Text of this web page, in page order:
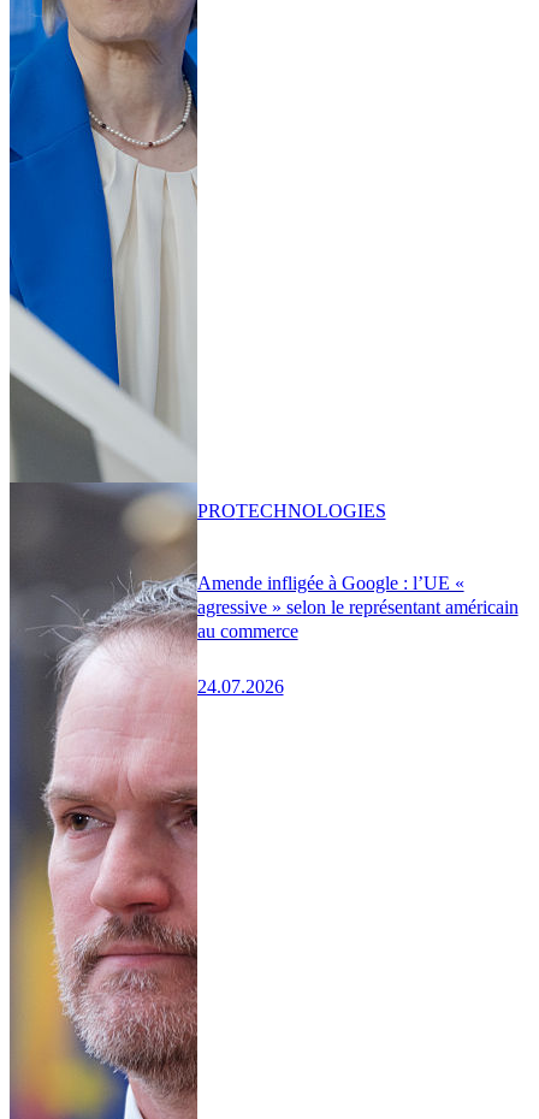
Amende infligée à Google : l’UE «
agressive » selon le représentant américain
au commerce
24.07.2026
PROTECHNOLOGIES